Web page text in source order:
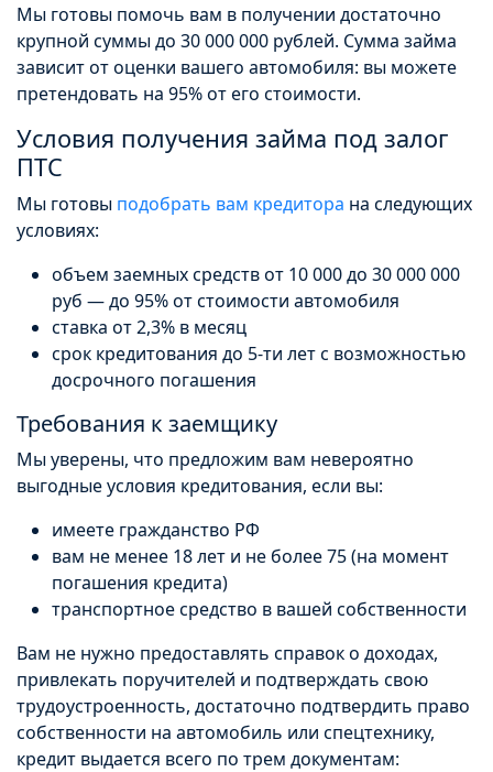
Мы готовы помочь вам в получении достаточно
крупной суммы до 30 000 000 рублей. Сумма займа
зависит от оценки вашего автомобиля: вы можете
претендовать на 95% от его стоимости.
Условия получения займа под залог
ПТС
Мы готовы подобрать вам кредитора на следующих
условиях:
объем заемных средств от 10 000 до 30 000 000
руб — до 95% от стоимости автомобиля
ставка от 2,3% в месяц
срок кредитования до 5-ти лет с возможностью
досрочного погашения
Требования к заемщику
Мы уверены, что предложим вам невероятно
выгодные условия кредитования, если вы:
имеете гражданство РФ
вам не менее 18 лет и не более 75 (на момент
погашения кредита)
транспортное средство в вашей собственности
Вам не нужно предоставлять справок о доходах,
привлекать поручителей и подтверждать свою
трудоустроенность, достаточно подтвердить право
собственности на автомобиль или спецтехнику,
кредит выдается всего по трем документам: